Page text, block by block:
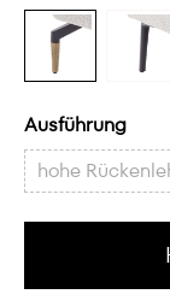
Ausführung
hohe